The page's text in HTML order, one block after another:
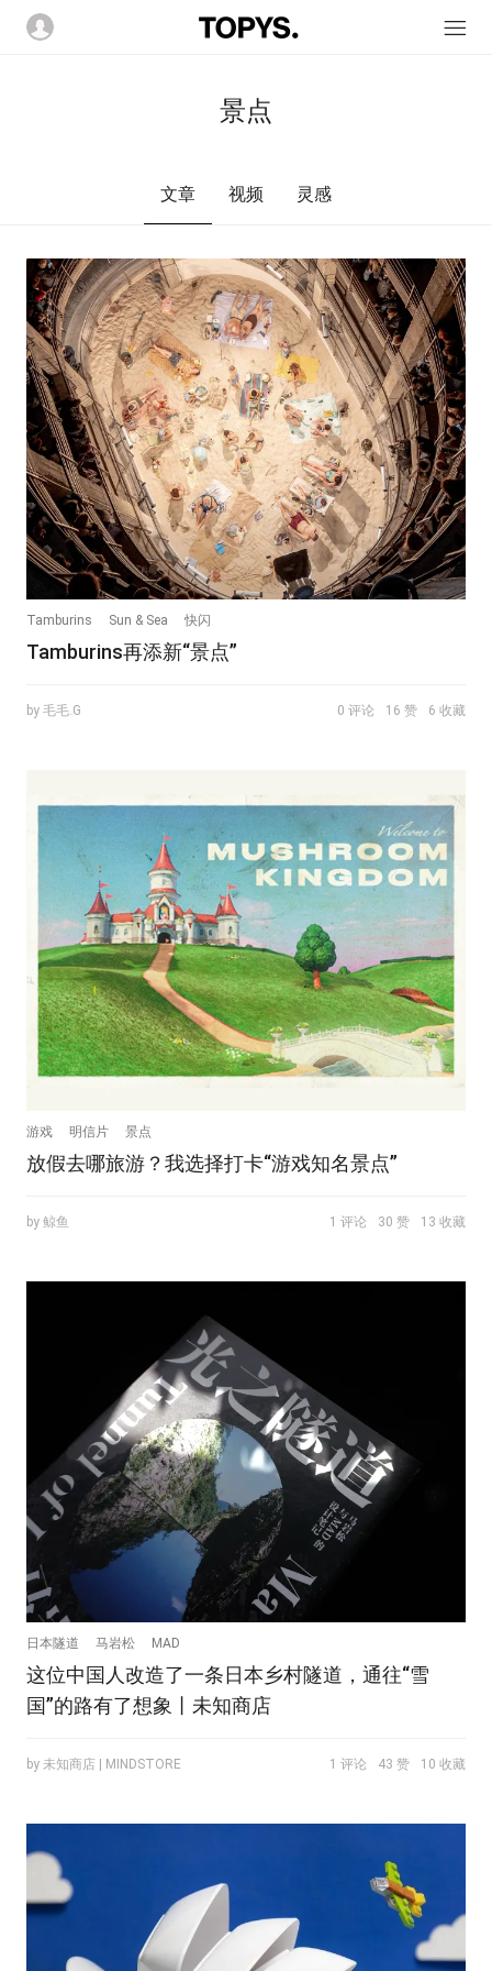
景点
文章 视频 灵感
Tamburins Sun & Sea 快闪
Tamburins再添新“景点”
by 毛毛.G 0 评论 16 赞 6 收藏
游戏 明信片 景点
放假去哪旅游？我选择打卡“游戏知名景点”
by 鲸鱼 1 评论 30 赞 13 收藏
日本隧道 马岩松 MAD
这位中国人改造了一条日本乡村隧道，通往“雪
国”的路有了想象丨未知商店
by 未知商店 | MINDSTORE 1 评论 43 赞 10 收藏